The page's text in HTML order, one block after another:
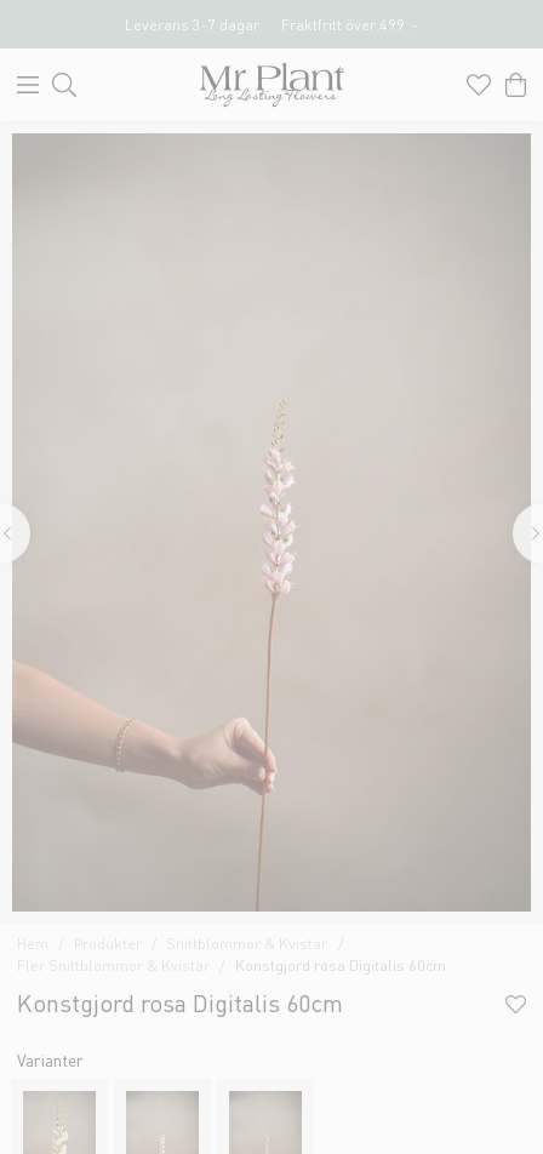
Leverans 3-7 dagar Fraktfritt över 499 :-
Hem Produkter
Snittblommor & Kvistar
Fler Snittblommor & Kvistar
Konstgjord rosa Digitalis 60cm
Konstgjord rosa Digitalis 60cm
Varianter